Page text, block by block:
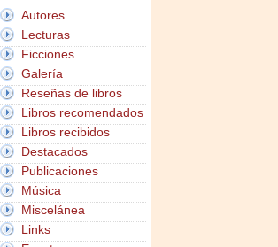
Autores
Lecturas
Ficciones
Galería
Reseñas de libros
Libros recomendados
Libros recibidos
Destacados
Publicaciones
Música
Miscelánea
Links